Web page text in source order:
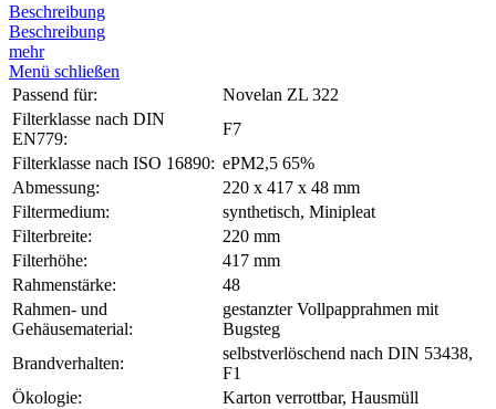
Beschreibung
Beschreibung
mehr
Menü schließen
Passend für:
Novelan ZL 322
Filterklasse nach DIN
EN779:
F7
Filterklasse nach ISO 16890: ePM2,5 65%
Abmessung:
220 x 417 x 48 mm
Filtermedium:
synthetisch, Minipleat
Filterbreite:
220 mm
Filterhöhe:
417 mm
Rahmenstärke:
48
Rahmen- und
Gehäusematerial:
gestanzter Vollpapprahmen mit
Bugsteg
Brandverhalten:
selbstverlöschend nach DIN 53438,
F1
Ökologie:
Karton verrottbar, Hausmüll